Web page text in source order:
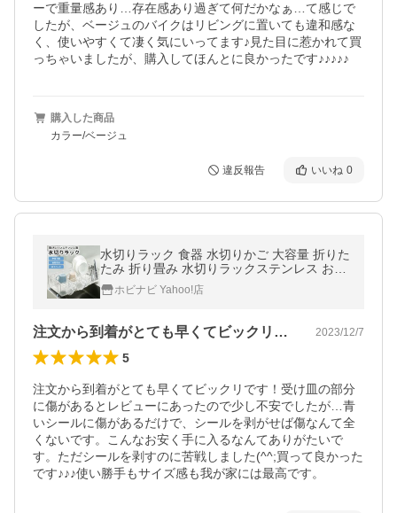
ーで重量感あり…存在感あり過ぎて何だかなぁ…て感じで
したが、ベージュのバイクはリビングに置いても違和感な
く、使いやすくて凄く気にいってます♪見た目に惹かれて買
っちゃいましたが、購入してほんとに良かったです♪♪♪♪♪
購入した商品
カラー/ベージュ
違反報告 いいね 0
水切りラック 食器 水切りかご 大容量 折りた
たみ 折り畳み 水切りラックステンレス おし
ゃれ シンク キッチン コンパクト 収納 幅 滑
り止め 一人暮らし 新生活
ホビナビ Yahoo!店
注文から到着がとても早くてビックリです… 2023/12/7
5
注文から到着がとても早くてビックリです！受け皿の部分
に傷があるとレビューにあったので少し不安でしたが…青
いシールに傷があるだけで、シールを剥がせば傷なんて全
くないです。こんなお安く手に入るなんてありがたいで
す。ただシールを剥すのに苦戦しました(^^;買って良かった
です♪♪♪使い勝手もサイズ感も我が家には最高です。